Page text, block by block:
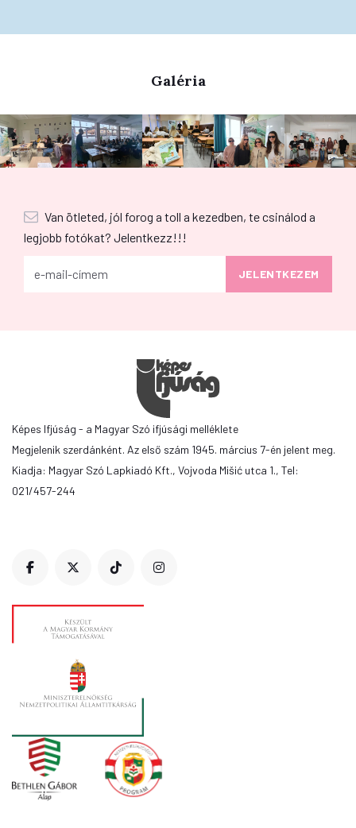
Galéria
Van ötleted, jól forog a toll a kezedben, te csinálod a
legjobb fotókat? Jelentkezz!!!
Képes Ifjúság - a Magyar Szó ifjúsági melléklete
Megjelenik szerdánként. Az első szám 1945. március 7-én jelent meg.
Kiadja: Magyar Szó Lapkiadó Kft., Vojvoda Mišić utca 1., Tel:
021/457-244